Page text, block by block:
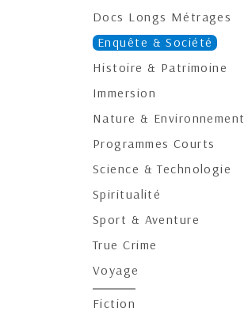
Docs Longs Métrages
Enquête & Société
Histoire & Patrimoine
Immersion
Nature & Environnement
Programmes Courts
Science & Technologie
Spiritualité
Sport & Aventure
True Crime
Voyage
Fiction